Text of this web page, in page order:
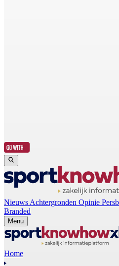
Nieuws Achtergronden Opinie
Branded
Menu
Home